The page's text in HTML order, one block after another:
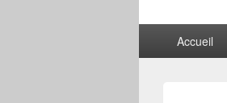
principalAccueil